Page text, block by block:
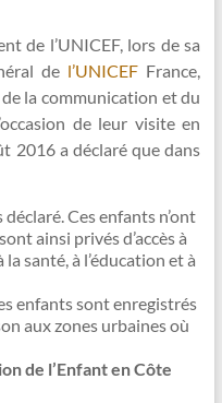
de l’UNICEF, lors de sa
de l’UNICEF France,
la communication et du
de leur visite en
2016 a déclaré que dans
déclaré. Ces enfants n’ont
ainsi privés d’accès à
santé, à l’éducation et à
enfants sont enregistrés
aux zones urbaines où
de l’Enfant en Côte